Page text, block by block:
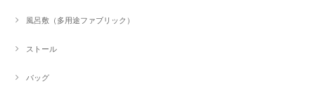
風呂敷（多用途ファブリック）
ストール
バッグ